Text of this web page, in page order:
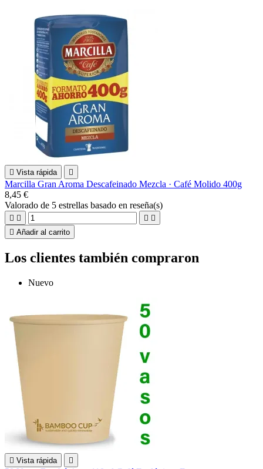
 Vista rápida 
Marcilla Gran Aroma Descafeinado Mezcla · Café Molido 400g
8,45 €
Valorado de 5 estrellas basado en reseña(s)
   
 Añadir al carrito
Los clientes también compraron
Nuevo
 Vista rápida 